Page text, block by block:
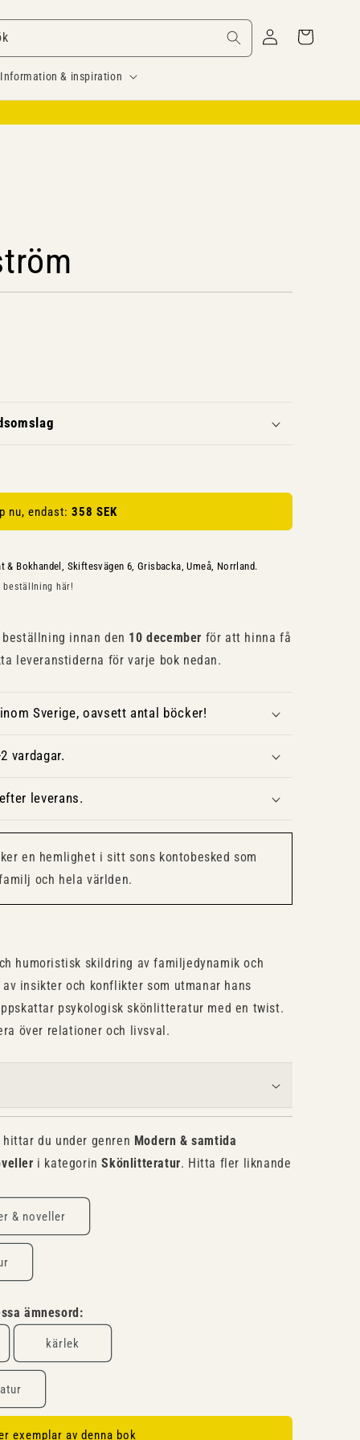
Information & inspiration
in
Varukorg
nu, endast:358 SEK
& Bokhandel, Skiftesvägen 6, Grisbacka, Umeå, Norrland.
här!
innan den 10 december för att hinna få
leveranstiderna för varje bok nedan.
inom Sverige, oavsett antal böcker!
vardagar.
leverans.
en hemlighet i sitt sons kontobesked som
och hela världen.
humoristisk skildring av familjedynamik och
insikter och konflikter som utmanar hans
psykologisk skönlitteratur med en twist.
över relationer och livsval.
hittar du under genren Modern & samtida
i kategorinSkönlitteratur. Hitta fler liknande
& noveller
ämnesord:
kärlek
exemplar av denna bok